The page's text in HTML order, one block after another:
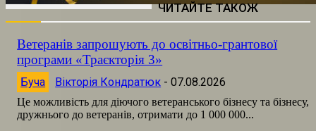
ЧИТАЙТЕ ТАКОЖ
Ветеранів запрошують до освітньо-грантової
програми «Траєкторія 3»
Буча Вікторія Кондратюк - 07.08.2026
Це можливість для діючого ветеранського бізнесу та бізнесу,
дружнього до ветеранів, отримати до 1 000 000...